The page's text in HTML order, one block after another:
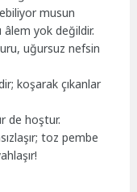
musun
âlem yok değildir.
uğursuz nefsin
koşarak çıkanlar
de hoştur.
toz pembe